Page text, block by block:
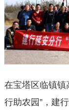
在宝塔区临镇
行助农园”，建